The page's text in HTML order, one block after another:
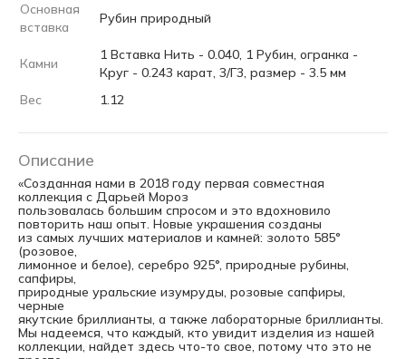
Основная
вставка
Рубин природный
Камни
1 Вставка Нить - 0.040, 1 Рубин, огранка -
Круг - 0.243 карат, 3/Г3, размер - 3.5 мм
Вес
1.12
Описание
«Созданная нами в 2018 году первая совместная
коллекция с Дарьей Мороз
пользовалась большим спросом и это вдохновило
повторить наш опыт. Новые украшения созданы
из самых лучших материалов и камней: золото 585°
(розовое,
лимонное и белое), серебро 925°, природные рубины,
сапфиры,
природные уральские изумруды, розовые сапфиры,
черные
якутские бриллианты, а также лабораторные бриллианты.
Мы надеемся, что каждый, кто увидит изделия из нашей
коллекции, найдет здесь что-то свое, потому что это не